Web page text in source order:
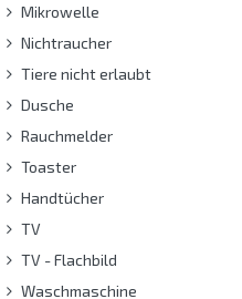
Mikrowelle
Nichtraucher
Tiere nicht erlaubt
Dusche
Rauchmelder
Toaster
Handtücher
TV
TV - Flachbild
Waschmaschine